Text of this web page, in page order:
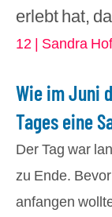
erlebt hat,
12 | Sandra
Wie im Juni
Tages eine
Der Tag war
zu Ende.
anfangen